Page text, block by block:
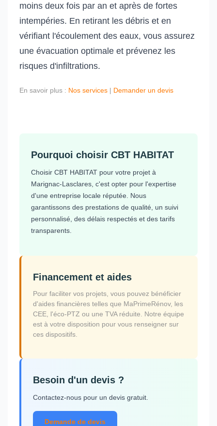
moins deux fois par an et après de fortes
intempéries. En retirant les débris et en
vérifiant l'écoulement des eaux, vous assurez
une évacuation optimale et prévenez les
risques d'infiltrations.
En savoir plus : Nos services | Demander un devis
Pourquoi choisir CBT HABITAT
Choisir CBT HABITAT pour votre projet à
Marignac-Lasclares, c'est opter pour l'expertise
d'une entreprise locale réputée. Nous
garantissons des prestations de qualité, un suivi
personnalisé, des délais respectés et des tarifs
transparents.
Financement et aides
Pour faciliter vos projets, vous pouvez bénéficier
d'aides financières telles que MaPrimeRénov, les
CEE, l'éco-PTZ ou une TVA réduite. Notre équipe
est à votre disposition pour vous renseigner sur
ces dispositifs.
Besoin d'un devis ?
Contactez-nous pour un devis gratuit.
Demande de devis